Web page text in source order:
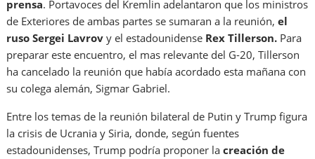
prensa. Portavoces del Kremlin adelantaron que los ministros
de Exteriores de ambas partes se sumaran a la reunión,el
ruso Sergei Lavrov y el estadounidense Rex Tillerson. Para
preparar este encuentro, el mas relevante del G-20, Tillerson
ha cancelado la reunión que había acordado esta mañana con
su colega alemán, Sigmar Gabriel.
Entre los temas de la reunión bilateral de Putin y Trump figura
la crisis de Ucrania y Siria, donde, según fuentes
estadounidenses, Trump podría proponer la creación de